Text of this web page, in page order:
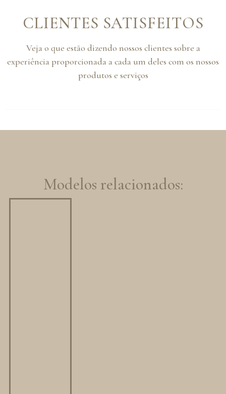
CLIENTES SATISFEITOS
Veja o que estão dizendo nossos clientes sobre a
experiência proporcionada a cada um deles com os nossos
produtos e serviços
Modelos relacionados: